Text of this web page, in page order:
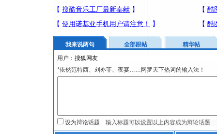
我来说两句 全部跟帖
精华帖
用户：
*依然范特西、刘亦菲、夜宴……网罗天下热词的输入法！
设为辩论话题